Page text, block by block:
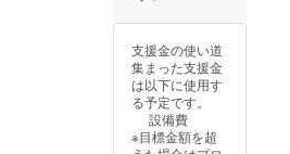
2026.
Sweets Ticket
・Each ticket
can be used
individually. ・
Cannot be
exchanged for
cash. No
change will be
given. ・The
支援金の使い道
集まった支援金
は以下に使用す
る予定です。
設備費
※目標金額を超